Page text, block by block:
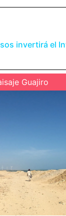
invertirá el
Guajiro